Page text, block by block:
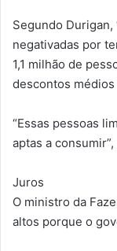
Segundo
negativadas por
1,1 milhão de
descontos médios
“Essas pessoas
aptas a
Juros
O ministro da
altos porque o